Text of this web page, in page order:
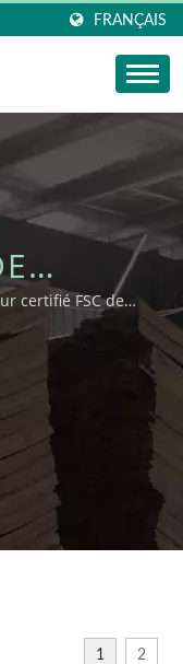
FRANÇAIS
|
LTD.
certifié FSC de
1 2